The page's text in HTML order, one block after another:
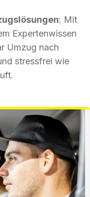
: Mit
Expertenwissen
Umzug nach
stressfrei wie